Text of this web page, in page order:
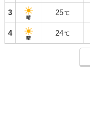
3
晴
25 ℃
4
晴
24 ℃